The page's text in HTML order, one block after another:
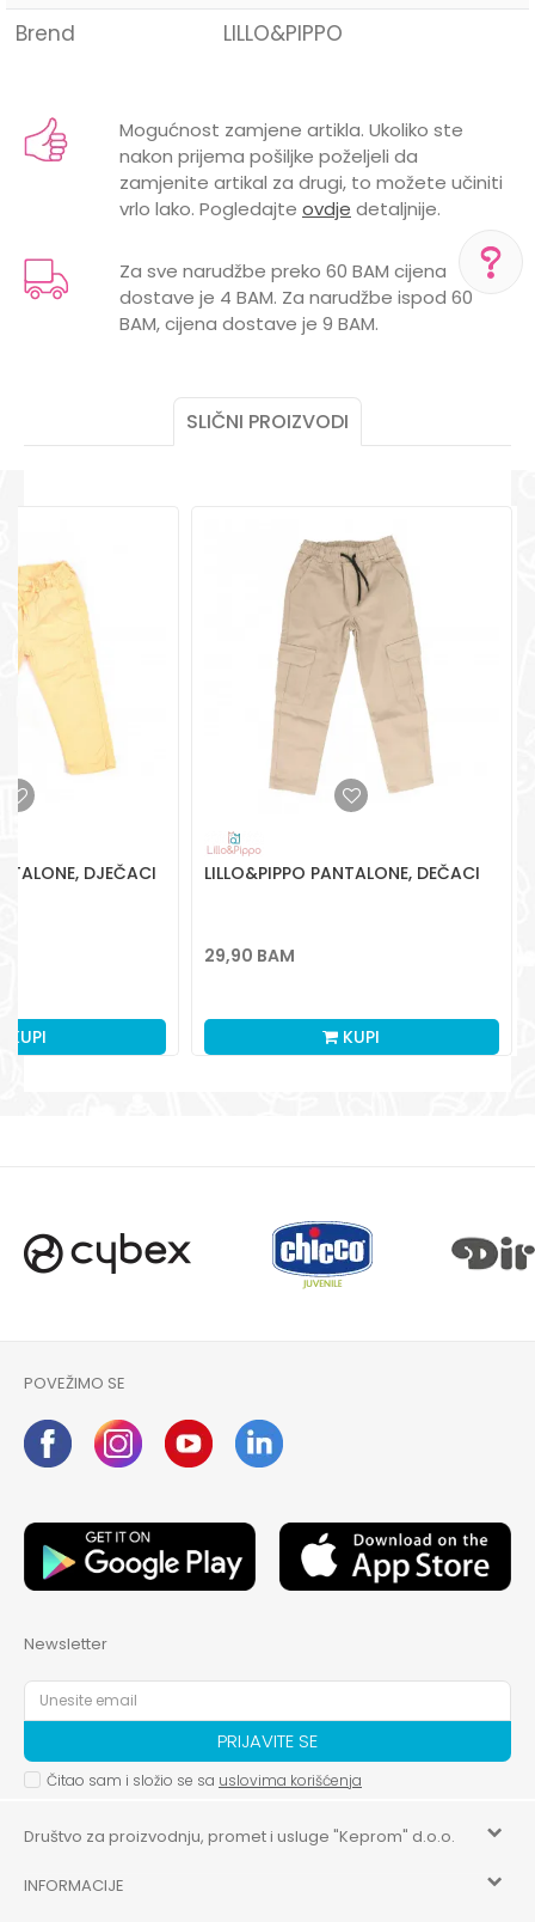
POMOĆ PRI KUPOVINI
+387 656-72209
Radno vreme
Pišite nam
aksaonlinebih@aksabih.ba
Brend
LILLO&PIPPO
Email
Mogućnost zamjene artikla. Ukoliko ste
nakon prijema pošiljke poželjeli da
zamjenite artikal za drugi, to možete učiniti
vrlo lako. Pogledajte ovdje detaljnije.
Za sve narudžbe preko 60 BAM cijena
dostave je 4 BAM. Za narudžbe ispod 60
BAM, cijena dostave je 9 BAM.
SLIČNI PROIZVODI
DJEČACI
KUPI
LILLO&PIPPO PANTALONE, DEČACI
29,90 BAM
KUPI
POVEŽIMO SE
Newsletter
PRIJAVITE SE
Čitao sam i složio se sa uslovima korišćenja
Društvo za proizvodnju, promet i usluge "Keprom" d.o.o.
HILANDARSKA 32, ISTOČNO NOVO SARAJEVO, ISTOČNO
INFORMACIJE